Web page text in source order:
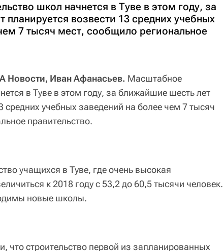
школ начнется в Туве в этом году, за
возвести 13 средних учебных
7 тысяч мест, сообщило региональное
Новости, Иван Афанасьев. Масштабное
в Туве в этом году, за ближайшие шесть лет
средних учебных заведений на более чем 7 тысяч
правительство.
учащихся в Туве, где очень высокая
к 2018 году с 53,2 до 60,5 тысячи человек.
новые школы.
что строительство первой из запланированных